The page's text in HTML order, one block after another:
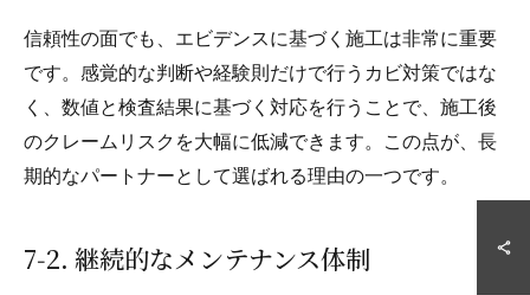
信頼性の面でも、エビデンスに基づく施工は非常に重要
です。感覚的な判断や経験則だけで行うカビ対策ではな
く、数値と検査結果に基づく対応を行うことで、施工後
のクレームリスクを大幅に低減できます。この点が、長
期的なパートナーとして選ばれる理由の一つです。
7‑2. 継続的なメンテナンス体制